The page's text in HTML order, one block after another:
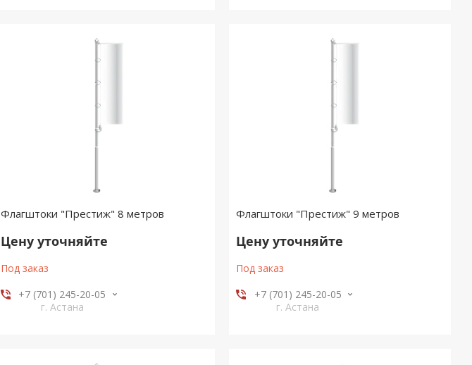
Флагштоки "Престиж" 8 метров
Цену уточняйте
Под заказ
+7 (701) 245-20-05
г. Астана
Флагштоки "Престиж" 9 метров
Цену уточняйте
Под заказ
+7 (701) 245-20-05
г. Астана